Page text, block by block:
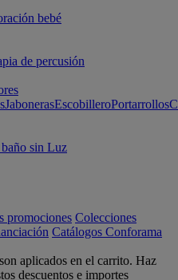
bebé
de percusión
JabonerasEscobilleroPortarrollos
sin Luz
promociones Colecciones
Catálogos Conforama
aplicados en el carrito. Haz
descuentos e importes